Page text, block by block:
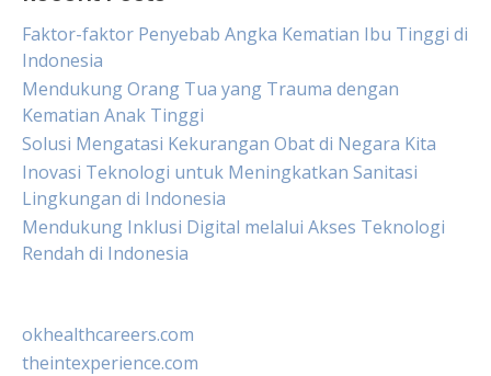
Faktor-faktor Penyebab Angka Kematian Ibu Tinggi di
Indonesia
Mendukung Orang Tua yang Trauma dengan
Kematian Anak Tinggi
Solusi Mengatasi Kekurangan Obat di Negara Kita
Inovasi Teknologi untuk Meningkatkan Sanitasi
Lingkungan di Indonesia
Mendukung Inklusi Digital melalui Akses Teknologi
Rendah di Indonesia
okhealthcareers.com
theintexperience.com